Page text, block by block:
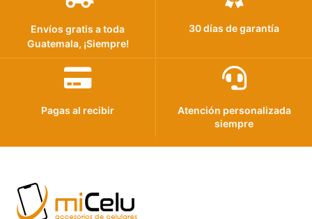
Envíos gratis a toda
Guatemala, ¡Siempre!
30 días de garantía
Pagas al recibir
Atención personalizada
siempre